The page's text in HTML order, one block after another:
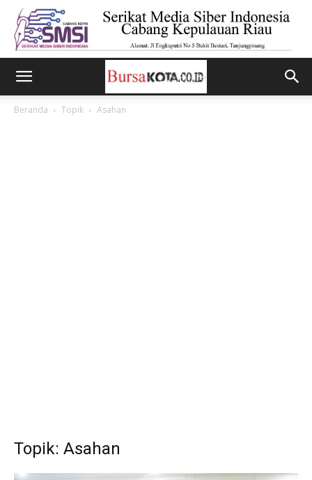
Beranda Topik Asahan
Topik: Asahan